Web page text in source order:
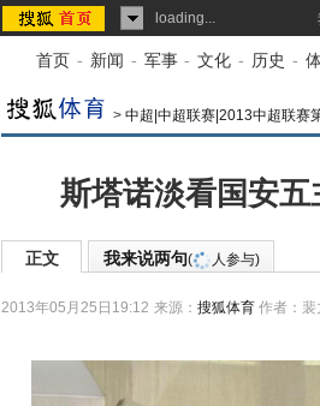
loading...
首页 - 新闻 - 军事 - 文化 - 历史 -
> 中超|中超联赛|2013中超联赛
斯塔诺淡看国安
正文 我来说两句( 人参与)
2013年05月25日19:12 来源： 搜狐体育 作者：裴